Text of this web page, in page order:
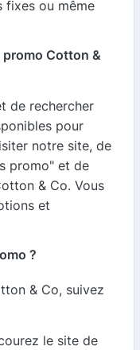
fixes ou même
Cotton &
de rechercher
pour
notre site, de
promo" et de
& Co. Vous
et
?
& Co, suivez
le site de